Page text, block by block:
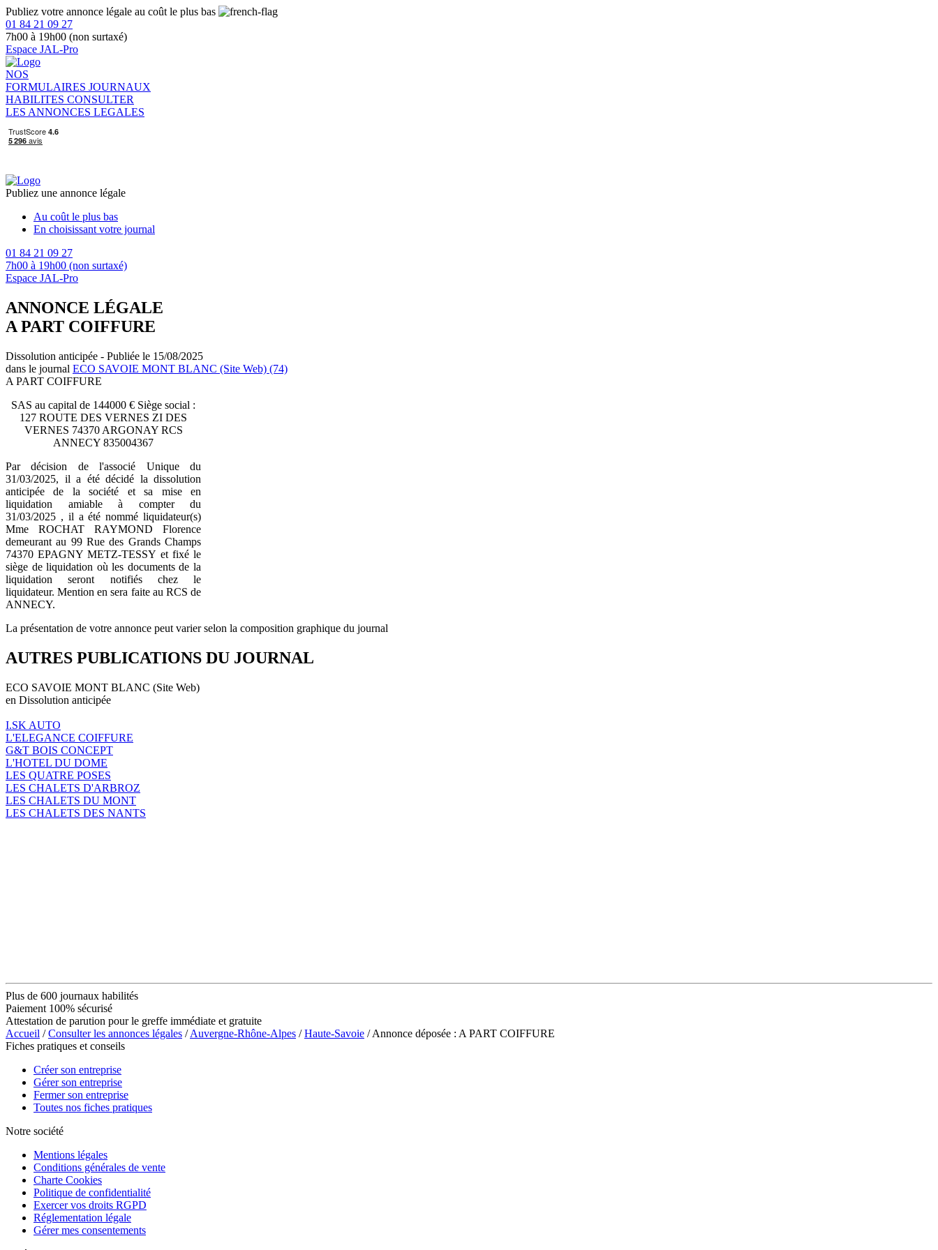
Publiez votre annonce légale au coût le plus bas
01 84 21 09 27
7h00 à 19h00 (non surtaxé)
Espace JAL-Pro
NOS
FORMULAIRES JOURNAUX
HABILITES CONSULTER
LES ANNONCES LEGALES
Publiez une annonce légale
Au coût le plus bas
En choisissant votre journal
01 84 21 09 27
7h00 à 19h00 (non surtaxé)
Espace JAL-Pro
ANNONCE LÉGALE
A PART COIFFURE
Dissolution anticipée - Publiée le 15/08/2025
dans le journal ECO SAVOIE MONT BLANC (Site Web) (74)
A PART COIFFURE
SAS au capital de 144000 € Siège social :
127 ROUTE DES VERNES ZI DES
VERNES 74370 ARGONAY RCS
ANNECY 835004367
Par décision de l'associé Unique du
31/03/2025, il a été décidé la dissolution
anticipée de la société et sa mise en
liquidation amiable à compter du
31/03/2025 , il a été nommé liquidateur(s)
Mme ROCHAT RAYMOND Florence
demeurant au 99 Rue des Grands Champs
74370 EPAGNY METZ-TESSY et fixé le
siège de liquidation où les documents de la
liquidation seront notifiés chez le
liquidateur. Mention en sera faite au RCS de
ANNECY.
La présentation de votre annonce peut varier selon la composition graphique du journal
AUTRES PUBLICATIONS DU JOURNAL
ECO SAVOIE MONT BLANC (Site Web)
en Dissolution anticipée
I.SK AUTO
L'ELEGANCE COIFFURE
G&T BOIS CONCEPT
L'HOTEL DU DOME
LES QUATRE POSES
LES CHALETS D'ARBROZ
LES CHALETS DU MONT
LES CHALETS DES NANTS
Plus de 600 journaux habilités
Paiement 100% sécurisé
Attestation de parution pour le greffe immédiate et gratuite
Accueil /Consulter les annonces légales /Auvergne-Rhône-Alpes /Haute-Savoie / Annonce déposée : A PART COIFFURE
Fiches pratiques et conseils
Créer son entreprise
Gérer son entreprise
Fermer son entreprise
Toutes nos fiches pratiques
Notre société
Mentions légales
Conditions générales de vente
Charte Cookies
Politique de confidentialité
Exercer vos droits RGPD
Réglementation légale
Gérer mes consentements